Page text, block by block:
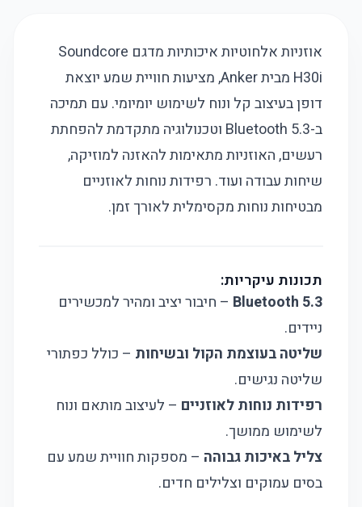
אוזניות אלחוטיות איכותיות מדגם Soundcore
H30i מבית Anker, מציעות חוויית שמע יוצאת
דופן בעיצוב קל ונוח לשימוש יומיומי. עם תמיכה
ב-Bluetooth 5.3 וטכנולוגיה מתקדמת להפחתת
רעשים, האוזניות מתאימות להאזנה למוזיקה,
שיחות עבודה ועוד. רפידות נוחות לאוזניים
מבטיחות נוחות מקסימלית לאורך זמן.
תכונות עיקריות:
Bluetooth 5.3 – חיבור יציב ומהיר למכשירים
ניידים.
שליטה בעוצמת הקול ובשיחות – כולל כפתורי
שליטה נגישים.
רפידות נוחות לאוזניים – לעיצוב מותאם ונוח
לשימוש ממושך.
צליל באיכות גבוהה – מספקות חוויית שמע עם
בסים עמוקים וצלילים חדים.